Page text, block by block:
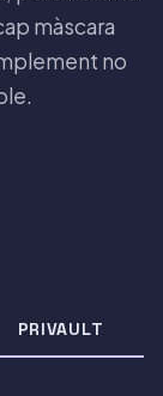
màscara
no
PRIVAULT